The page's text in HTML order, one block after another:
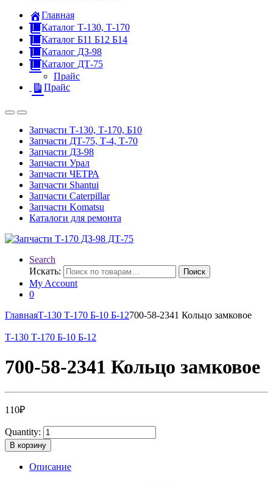
Главная
Каталог Т-130, Т-170
Каталог Б11 Б12 Б14
Каталог ДЗ-98
Каталог ДТ-75
Прайс
Прайс
Запчасти Т-130, Т-170, Б10
Запчасти ДТ-75, Т-4, Т-70
Запчасти ДЗ-98
Запчасти Урал
Запчасти ЧЕТРА
Запчасти Shantui
Запчасти Caterpillar
Запчасти Komatsu
Каталоги для ремонта
Search
Искать:
Поиск
My Account
0
ГлавнаяТ-130 Т-170 Б-10 Б-12700-58-2341 Кольцо замковое
Т-130 Т-170 Б-10 Б-12
700-58-2341 Кольцо замковое
110₽
Quantity:
В корзину
Описание